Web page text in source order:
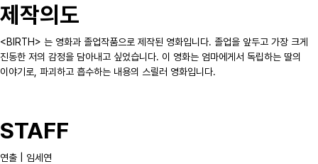
제작의도
<BIRTH> 는 영화과 졸업작품으로 제작된 영화입니다. 졸업을 앞두고 가장 크게
진동한 저의 감정을 담아내고 싶었습니다. 이 영화는 엄마에게서 독립하는 딸의
이야기로, 파괴하고 흡수하는 내용의 스릴러 영화입니다.
STAFF
연출 | 임세연